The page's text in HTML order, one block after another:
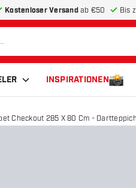
Kostenloser Versandab €50 Bis
INSPIRATIONEN
Checkout 285 X 80 Cm - Dartteppich